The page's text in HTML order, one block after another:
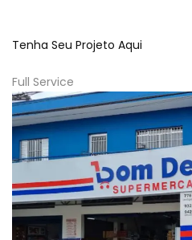
Tenha Seu Projeto Aqui
Full Service